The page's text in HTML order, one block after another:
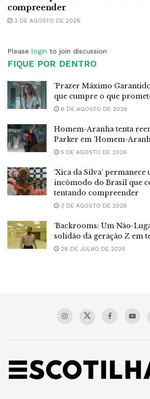
compreender
3 DE AGOSTO DE 2026
Please login to join discussion
FIQUE POR DENTRO
‘Prazer Máximo
que cumpre o que
6 DE AGOSTO DE 2026
Homem-Aranha tenta
Parker em ‘Homem-
5 DE AGOSTO DE 2026
‘Xica da Silva’ permanece
incômodo do Brasil que
tentando compreender
3 DE AGOSTO DE 2026
‘Backrooms: Um Não-
solidão da geração Z em
28 DE JULHO DE 2026